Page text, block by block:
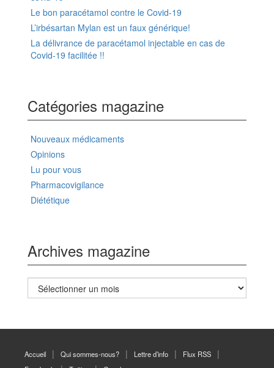
Le bon paracétamol contre le Covid-19
L’irbésartan Mylan est un faux générique!
La délivrance de paracétamol injectable en cas de
Covid-19 facilitée !!
Catégories magazine
Nouveaux médicaments
Opinions
Lu pour vous
Pharmacovigilance
Diététique
Archives magazine
Archives
magazine
Accueil Qui sommes-nous? Lettre d’info
Flux RSS